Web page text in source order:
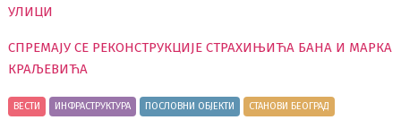
УЛИЦИ
СПРЕМАЈУ СЕ РЕКОНСТРУКЦИЈЕ СТРАХИЊИЋА БАНА И МАРКА
КРАЉЕВИЋА
ВЕСТИ ИНФРАСТРУКТУРА ПОСЛОВНИ ОБЈЕКТИ СТАНОВИ БЕОГРАД